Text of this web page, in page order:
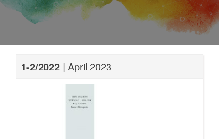
1-2/2022| April 2023